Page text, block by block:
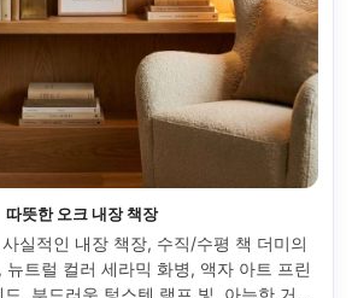
따뜻한 오크 내장 책장
실적인 내장 책장, 수직/수평 책 더미의
뉴트럴 컬러 세라믹 화병, 액자 아트 프린
, 부드러운 텅스텐 램프 빛, 아늑한 거실